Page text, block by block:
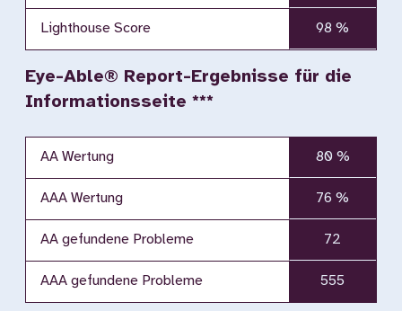
Lighthouse Score 98 %
Eye-Able® Report-Ergebnisse für die
Informationsseite ***
AA Wertung 80 %
AAA Wertung 76 %
AA gefundene Probleme 72
AAA gefundene Probleme 555